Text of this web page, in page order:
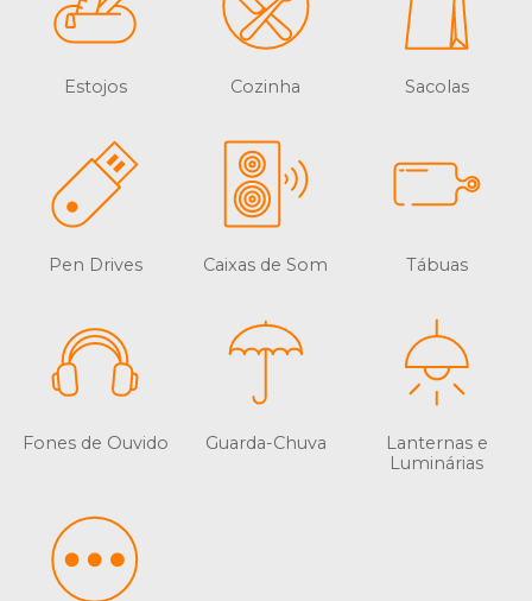
Estojos Cozinha Sacolas
Pen Drives Caixas de Som Tábuas
Fones de Ouvido Guarda-Chuva
Lanternas e
Luminárias